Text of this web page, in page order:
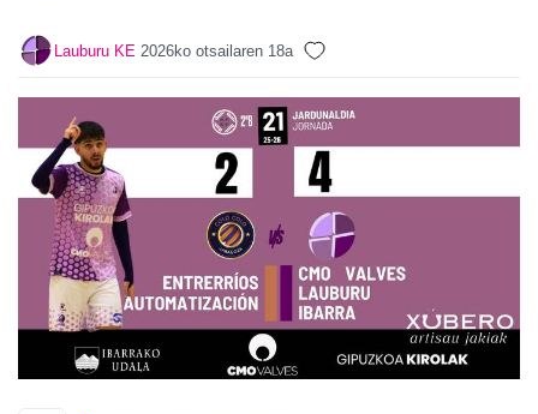
Lauburu KE 2026ko otsailaren 18a